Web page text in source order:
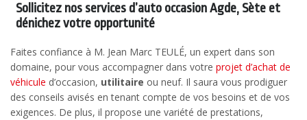
Sollicitez nos services d’auto occasion Agde, Sète et
dénichez votre opportunité
Faites confiance à M. Jean Marc TEULÉ, un expert dans son
domaine, pour vous accompagner dans votre projet d’achat de
véhicule d’occasion, utilitaire ou neuf. Il saura vous prodiguer
des conseils avisés en tenant compte de vos besoins et de vos
exigences. De plus, il propose une variété de prestations,